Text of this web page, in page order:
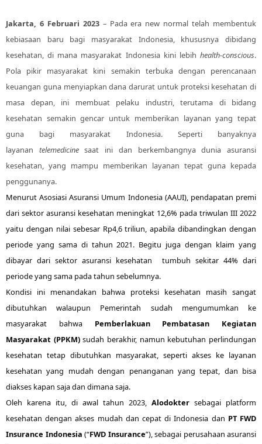
Jakarta, 6 Februari 2023– Pada era new normal telah membentuk
kebiasaan baru bagi masyarakat Indonesia, khususnya dibidang
kesehatan, di mana masyarakat Indonesia kini lebih health-conscious.
Pola pikir masyarakat kini semakin terbuka dengan perencanaan
keuangan guna menyiapkan dana darurat untuk proteksi kesehatan di
masa depan, ini membuat pelaku industri, terutama di bidang
kesehatan semakin gencar untuk memberikan layanan yang tepat
guna bagi masyarakat Indonesia. Seperti banyaknya
layanan telemedicinesaat ini dan berkembangnya dunia asuransi
kesehatan, yang mampu memberikan layanan tepat guna kepada
penggunanya.
Menurut Asosiasi Asuransi Umum Indonesia (AAUI), pendapatan premi
dari sektor asuransi kesehatan meningkat 12,6% pada triwulan III 2022
yaitu dengan nilai sebesar Rp4,6 triliun, apabila dibandingkan dengan
periode yang sama di tahun 2021. Begitu juga dengan klaim yang
dibayar dari sektor asuransi kesehatan tumbuh sekitar 44% dari
periode yang sama pada tahun sebelumnya.
Kondisi ini menandakan bahwa proteksi kesehatan masih sangat
dibutuhkan walaupun Pemerintah sudah mengumumkan ke
masyarakat bahwa Pemberlakuan Pembatasan Kegiatan
Masyarakat (PPKM)sudah berakhir, namun kebutuhan perlindungan
kesehatan tetap dibutuhkan masyarakat, seperti akses ke layanan
kesehatan yang mudah dengan penanganan yang tepat, dan bisa
diakses kapan saja dan dimana saja.
Oleh karena itu, di awal tahun 2023, Alodokter sebagai platform
kesehatan dengan akses mudah dan cepat di Indonesia dan PT FWD
Insurance Indonesia (“FWD Insurance”), sebagai perusahaan asuransi